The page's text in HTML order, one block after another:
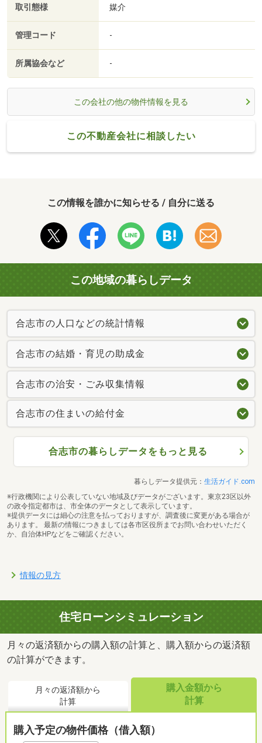
取引態様 媒介
管理コード -
所属協会など -
この会社の他の物件情報を見る
この不動産会社に相談したい
この情報を誰かに知らせる / 自分に送る
この地域の暮らしデータ
合志市の人口などの統計情報
合志市の結婚・育児の助成金
合志市の治安・ごみ収集情報
合志市の住まいの給付金
合志市の暮らしデータをもっと見る
暮らしデータ提供元： 生活ガイド.com
※行政機関により公表していない地域及びデータがございます。東京23区以外
の政令指定都市は、市全体のデータとして表示しています。
※提供データには細心の注意を払っておりますが、調査後に変更がある場合が
あります。 最新の情報につきましては各市区役所までお問い合わせいただく
か、自治体HPなどをご確認ください。
情報の見方
住宅ローンシミュレーション
月々の返済額からの購入額の計算と、購入額からの返済額
の計算ができます。
月々の返済額から
計算
購入金額から
計算
購入予定の物件価格（借入額）